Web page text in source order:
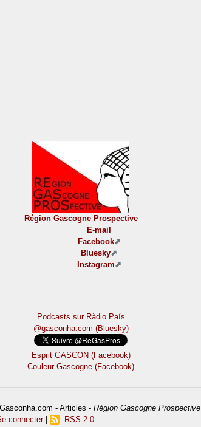
Région Gascogne Prospective
E-mail
Facebook
Bluesky
Instagram
Podcasts sur Ràdio País
@gasconha.com (Bluesky)
Esprit GASCON (Facebook)
Couleur Gascogne (Facebook)
- Articles - Région Gascogne Prospective
connecter| RSS 2.0